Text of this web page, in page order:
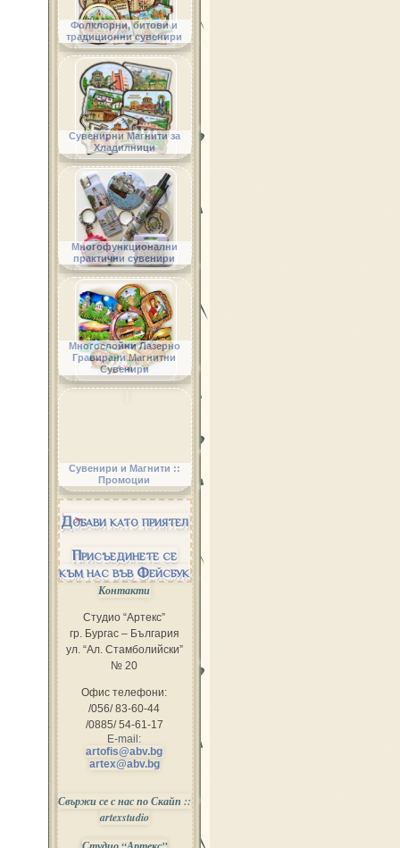
Фолклорни, битови и
традиционни сувенири
Сувенирни Магнити за
Хладилници
Многофункционални
практични сувенири
Многослойни Лазерно
Гравирани Магнитни
Сувенири
Сувенири и Магнити ::
Промоции
Добави като приятел
Присъединете се
към нас във Фейсбук
Контакти
Студио “Артекс”
гр. Бургас – България
ул. “Ал. Стамболийски”
№ 20
Офис телефони:
/056/ 83-60-44
/0885/ 54-61-17
E-mail:
artofis@abv.bg
artex@abv.bg
Свържи се с нас по Скайп ::
artexstudio